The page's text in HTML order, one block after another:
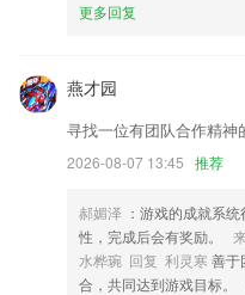
更多回复
燕才园
寻找一位有团队合作精神
2026-08-07 13:45 推荐
郝媚泽 ：游戏的成就系
性，完成后会有奖励。
水桦琬 回复 利灵寒 善于
合，共同达到游戏目标。